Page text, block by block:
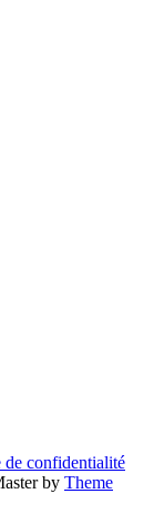
de confidentialité
by Theme